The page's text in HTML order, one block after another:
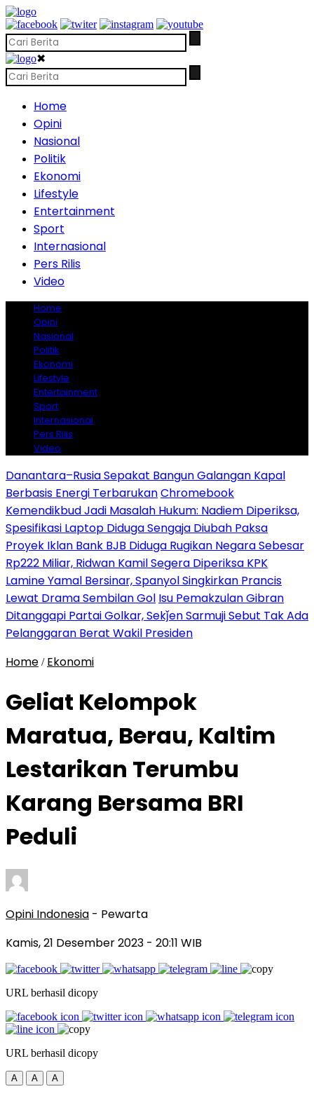
✖
Home
Opini
Nasional
Politik
Ekonomi
Lifestyle
Entertainment
Sport
Internasional
Pers Rilis
Video
Home
Opini
Nasional
Politik
Ekonomi
Lifestyle
Entertainment
Sport
Internasional
Pers Rilis
Video
Danantara–Rusia Sepakat Bangun Galangan Kapal
Berbasis Energi TerbarukanChromebook
Kemendikbud Jadi Masalah Hukum: Nadiem Diperiksa,
Spesifikasi Laptop Diduga Sengaja Diubah Paksa
Proyek Iklan Bank BJB Diduga Rugikan Negara Sebesar
Rp222 Miliar, Ridwan Kamil Segera Diperiksa KPK
Lamine Yamal Bersinar, Spanyol Singkirkan Prancis
Lewat Drama Sembilan Gol Isu Pemakzulan Gibran
Ditanggapi Partai Golkar, Sekǰen Sarmuji Sebut Tak Ada
Pelanggaran Berat Wakil Presiden
Home / Ekonomi
Geliat Kelompok
Maratua, Berau, Kaltim
Lestarikan Terumbu
Karang Bersama BRI
Peduli
Opini Indonesia - Pewarta
Kamis, 21 Desember 2023 - 20:11 WIB
URL berhasil dicopy
URL berhasil dicopy
A A A